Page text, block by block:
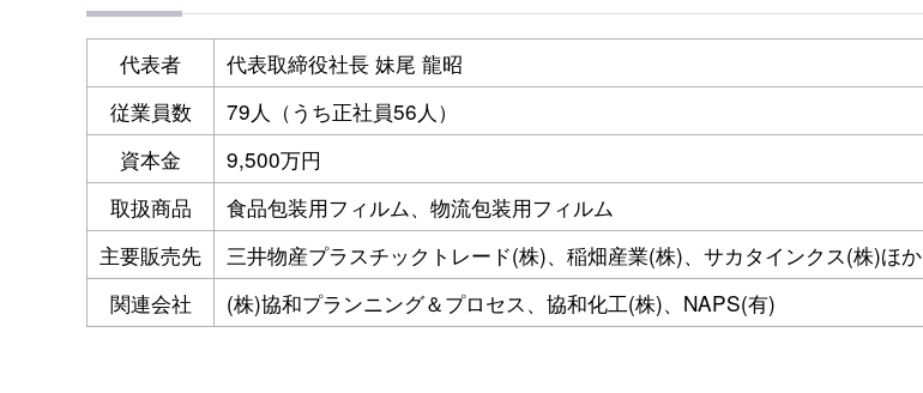
代表者
代表取締役社長 妹尾 龍昭
従業員数
79人（うち正社員56人）
資本金
9,500万円
取扱商品
食品包装用フィルム、物流包装用フィルム
主要販売先
三井物産プラスチックトレード(株)、稲畑産業(株)、サカタインクス(株)ほか
関連会社
(株)協和プランニング＆プロセス、協和化工(株)、NAPS(有)